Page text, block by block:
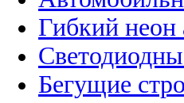
Гибкий
Бегущие